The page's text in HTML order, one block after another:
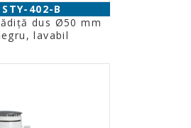
STY-402-B
dus Ø50 mm
lavabil